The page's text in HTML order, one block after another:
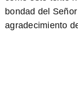
bondad del
agradecimiento